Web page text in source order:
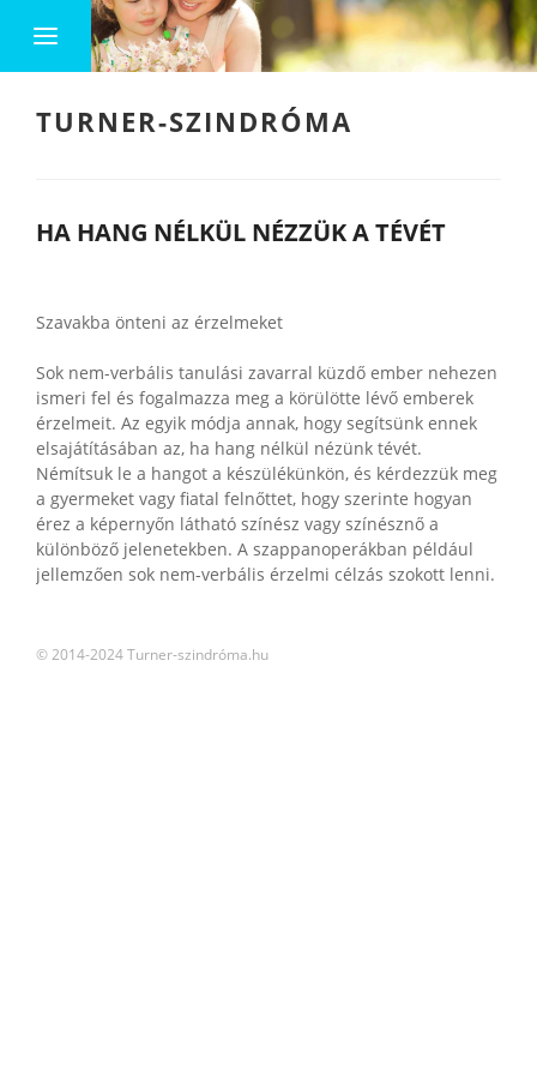
TURNER-SZINDRÓMA
HA HANG NÉLKÜL NÉZZÜK A TÉVÉT
Szavakba önteni az érzelmeket
Sok nem-verbális tanulási zavarral küzdő ember nehezen
ismeri fel és fogalmazza meg a körülötte lévő emberek
érzelmeit. Az egyik módja annak, hogy segítsünk ennek
elsajátításában az, ha hang nélkül nézünk tévét.
Némítsuk le a hangot a készülékünkön, és kérdezzük meg
a gyermeket vagy fiatal felnőttet, hogy szerinte hogyan
érez a képernyőn látható színész vagy színésznő a
különböző jelenetekben. A szappanoperákban például
jellemzően sok nem-verbális érzelmi célzás szokott lenni.
© 2014-2024 Turner-szindróma.hu